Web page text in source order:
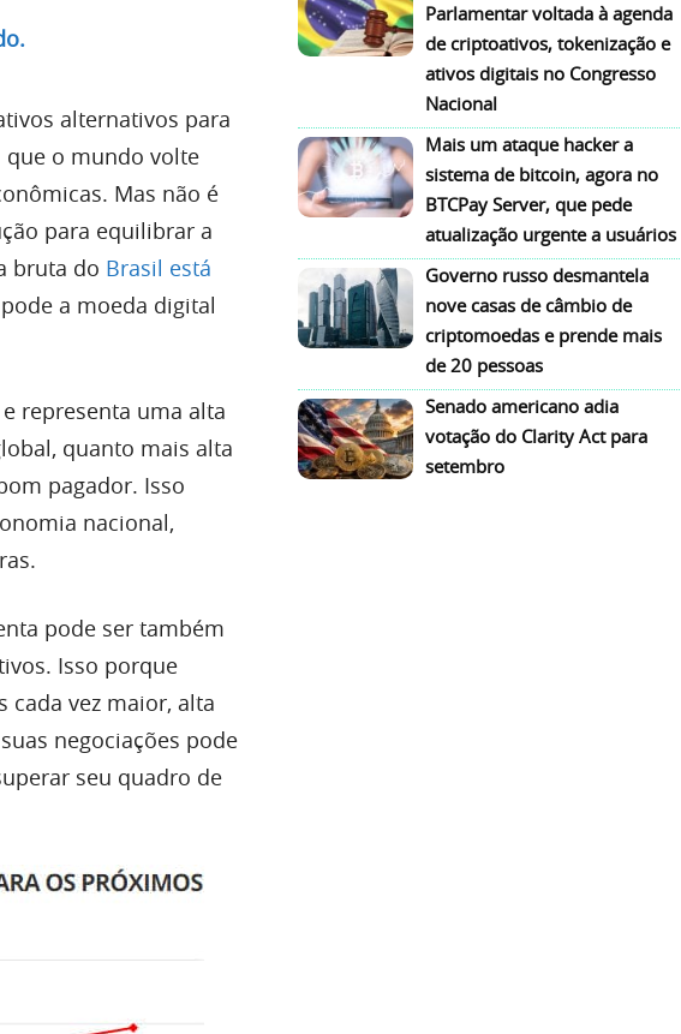
alternativos para
que o mundo volte
Mas não é
para equilibrar a
bruta do Brasil está
a moeda digital
representa uma alta
quanto mais alta
pagador. Isso
nacional,
pode ser também
Isso porque
cada vez maior, alta
negociações pode
seu quadro de
Parlamentar voltada à agenda
de criptoativos, tokenização e
ativos digitais no Congresso
Nacional
Mais um ataque hacker a
sistema de bitcoin, agora no
BTCPay Server, que pede
atualização urgente a usuários
Governo russo desmantela
nove casas de câmbio de
criptomoedas e prende mais
de 20 pessoas
Senado americano adia
votação do Clarity Act para
setembro